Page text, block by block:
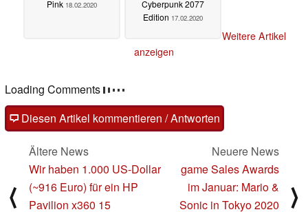
Pink 18.02.2020
Cyberpunk 2077
Edition 17.02.2020
Weitere Artikel
anzeigen
Loading Comments
Diesen Artikel kommentieren / Antworten
⟨
Ältere News
Wir haben 1.000 US-Dollar
(~916 Euro) für ein HP
Pavilion x360 15
Neuere News
game Sales Awards
im Januar: Mario &
Sonic in Tokyo 2020
⟩